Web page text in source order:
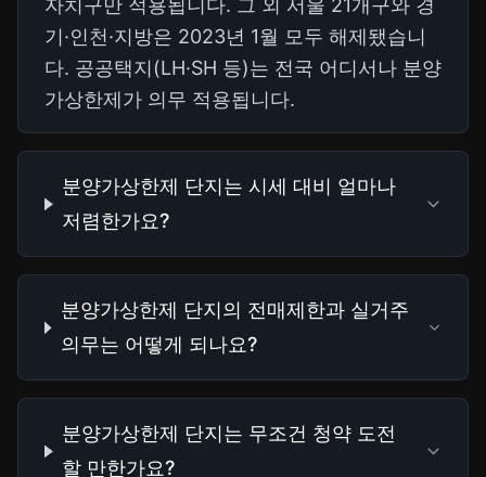
자치구만 적용됩니다. 그 외 서울 21개구와 경
기·인천·지방은 2023년 1월 모두 해제됐습니
다. 공공택지(LH·SH 등)는 전국 어디서나 분양
가상한제가 의무 적용됩니다.
분양가상한제 단지는 시세 대비 얼마나
저렴한가요?
분양가상한제 단지의 전매제한과 실거주
의무는 어떻게 되나요?
분양가상한제 단지는 무조건 청약 도전
할 만한가요?